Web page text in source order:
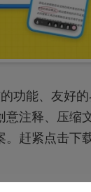
的功能、友好
意注释、压缩
赶紧点击下